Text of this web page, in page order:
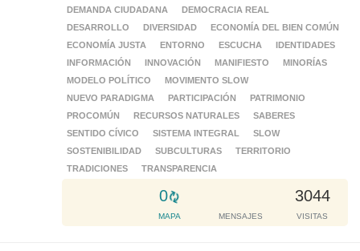
DEMANDA CIUDADANA
DEMOCRACIA REAL
DESARROLLO
DIVERSIDAD
ECONOMÍA DEL BIEN COMÚN
ECONOMÍA JUSTA
ENTORNO ESCUCHA
IDENTIDADES
INFORMACIÓN
INNOVACIÓN MANIFIESTO
MINORÍAS
MODELO POLÍTICO
MOVIMENTO SLOW
NUEVO PARADIGMA
PARTICIPACIÓN
PATRIMONIO
PROCOMÚN
RECURSOS NATURALES
SABERES
SENTIDO CÍVICO
SISTEMA INTEGRAL
SLOW
SOSTENIBILIDAD
SUBCULTURAS
TERRITORIO
TRADICIONES
TRANSPARENCIA
0
L
o
a
MAPA MENSAJES
3044
VISITAS